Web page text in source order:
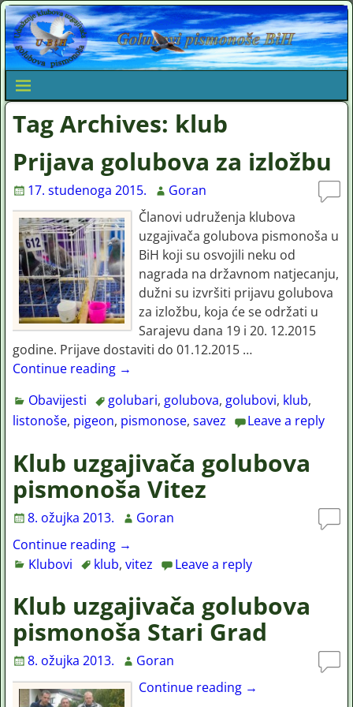
Tag Archives: klub
Prijava golubova za izložbu
17. studenoga 2015.
Goran
Članovi udruženja klubova
uzgajivača golubova pismonoša u
BiH koji su osvojili neku od
nagrada na državnom natjecanju,
dužni su izvršiti prijavu golubova
za izložbu, koja će se održati u
Sarajevu dana 19 i 20. 12.2015
godine. Prijave dostaviti do 01.12.2015 …
Continue reading →
Obavijesti
golubari,golubova,golubovi, klub,
listonoše, pigeon, pismonose, savez Leave a reply
Klub uzgajivača golubova
pismonoša Vitez
8. ožujka 2013.
Goran
Continue reading →
Klubovi
klub,vitez Leave a reply
Klub uzgajivača golubova
pismonoša Stari Grad
8. ožujka 2013.
Goran
Continue reading →